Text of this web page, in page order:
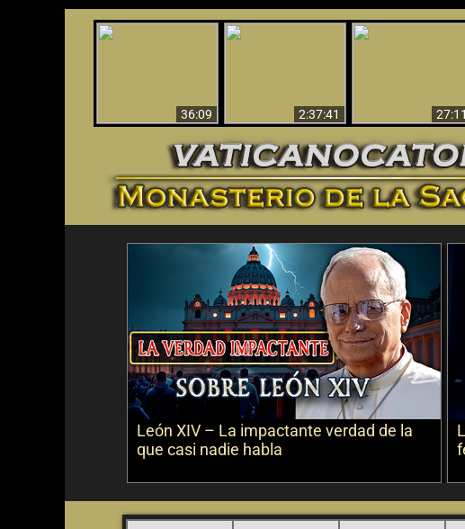
36:09
2:37:41
27:11
León XIV – La impactante verdad de la
que casi nadie habla